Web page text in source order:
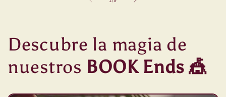
Descubre la magia de
nuestros BOOK Ends 🎪